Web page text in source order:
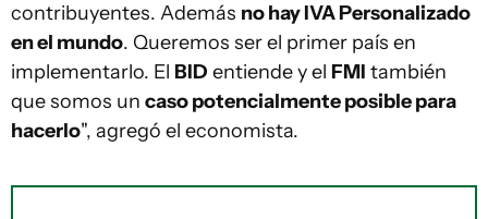
contribuyentes. Además no hay IVA Personalizado
en el mundo. Queremos ser el primer país en
implementarlo. El BID entiende y el FMI también
que somos un caso potencialmente posible para
hacerlo", agregó el economista.